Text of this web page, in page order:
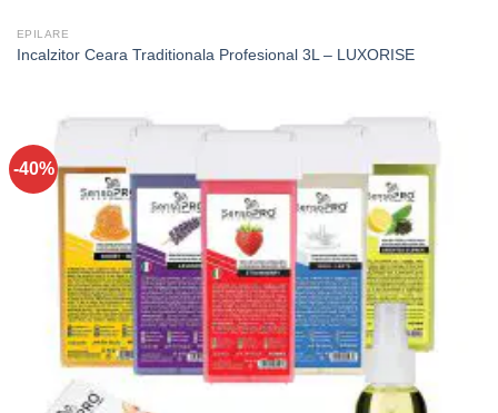
EPILARE
Incalzitor Ceara Traditionala Profesional 3L – LUXORISE
-40%